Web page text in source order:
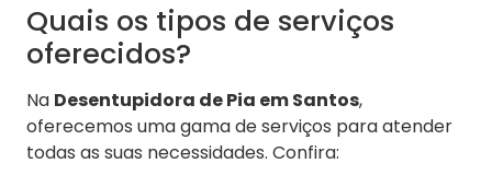
Quais os tipos de serviços
oferecidos?
Na Desentupidora de Pia em Santos,
oferecemos uma gama de serviços para atender
todas as suas necessidades. Confira: